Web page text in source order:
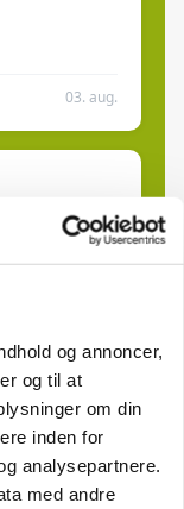
og annoncer,
og til at
om din
inden for
analysepartnere.
med andre
03. aug.